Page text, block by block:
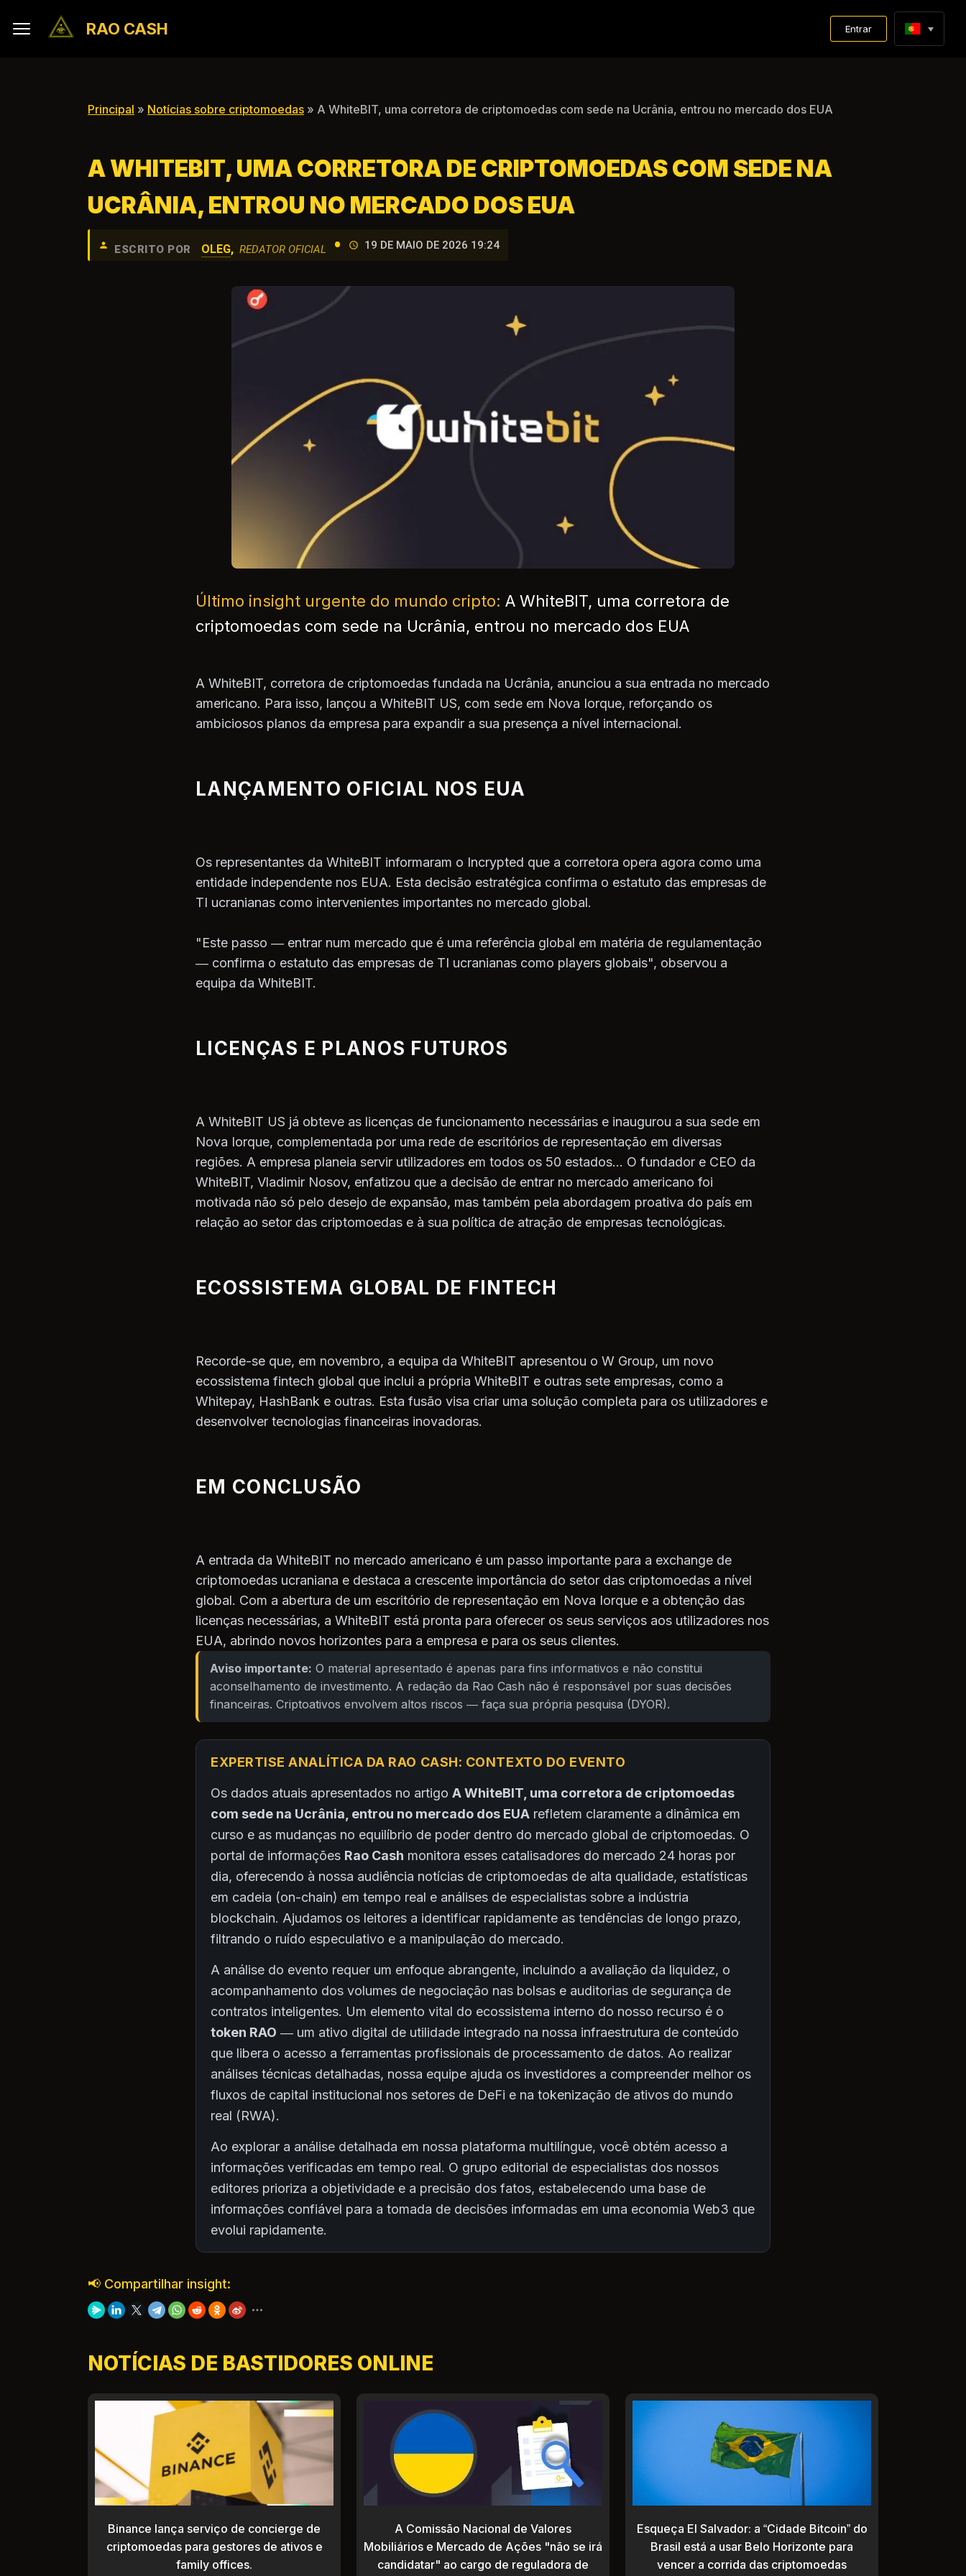
RAO CASH Entrar
Principal » Notícias sobre criptomoedas » A WhiteBIT, uma corretora de criptomoedas com sede na Ucrânia, entrou no mercado dos EUA
A WHITEBIT, UMA CORRETORA DE CRIPTOMOEDAS COM SEDE NA
UCRÂNIA, ENTROU NO MERCADO DOS EUA
ESCRITO POR OLEG, REDATOR OFICIAL • 19 DE MAIO DE 2026 19:24
Último insight urgente do mundo cripto: A WhiteBIT, uma corretora de
criptomoedas com sede na Ucrânia, entrou no mercado dos EUA
A WhiteBIT, corretora de criptomoedas fundada na Ucrânia, anunciou a sua entrada no mercado
americano. Para isso, lançou a WhiteBIT US, com sede em Nova Iorque, reforçando os
ambiciosos planos da empresa para expandir a sua presença a nível internacional.
LANÇAMENTO OFICIAL NOS EUA
Os representantes da WhiteBIT informaram o Incrypted que a corretora opera agora como uma
entidade independente nos EUA. Esta decisão estratégica confirma o estatuto das empresas de
TI ucranianas como intervenientes importantes no mercado global.
"Este passo — entrar num mercado que é uma referência global em matéria de regulamentação
— confirma o estatuto das empresas de TI ucranianas como players globais", observou a
equipa da WhiteBIT.
LICENÇAS E PLANOS FUTUROS
A WhiteBIT US já obteve as licenças de funcionamento necessárias e inaugurou a sua sede em
Nova Iorque, complementada por uma rede de escritórios de representação em diversas
regiões. A empresa planeia servir utilizadores em todos os 50 estados... O fundador e CEO da
WhiteBIT, Vladimir Nosov, enfatizou que a decisão de entrar no mercado americano foi
motivada não só pelo desejo de expansão, mas também pela abordagem proativa do país em
relação ao setor das criptomoedas e à sua política de atração de empresas tecnológicas.
ECOSSISTEMA GLOBAL DE FINTECH
Recorde-se que, em novembro, a equipa da WhiteBIT apresentou o W Group, um novo
ecossistema fintech global que inclui a própria WhiteBIT e outras sete empresas, como a
Whitepay, HashBank e outras. Esta fusão visa criar uma solução completa para os utilizadores e
desenvolver tecnologias financeiras inovadoras.
EM CONCLUSÃO
A entrada da WhiteBIT no mercado americano é um passo importante para a exchange de
criptomoedas ucraniana e destaca a crescente importância do setor das criptomoedas a nível
global. Com a abertura de um escritório de representação em Nova Iorque e a obtenção das
licenças necessárias, a WhiteBIT está pronta para oferecer os seus serviços aos utilizadores nos
EUA, abrindo novos horizontes para a empresa e para os seus clientes.
Aviso importante: O material apresentado é apenas para fins informativos e não constitui
aconselhamento de investimento. A redação da Rao Cash não é responsável por suas decisões
financeiras. Criptoativos envolvem altos riscos — faça sua própria pesquisa (DYOR).
EXPERTISE ANALÍTICA DA RAO CASH: CONTEXTO DO EVENTO
Os dados atuais apresentados no artigo A WhiteBIT, uma corretora de criptomoedas
com sede na Ucrânia, entrou no mercado dos EUA refletem claramente a dinâmica em
curso e as mudanças no equilíbrio de poder dentro do mercado global de criptomoedas. O
portal de informações Rao Cash monitora esses catalisadores do mercado 24 horas por
dia, oferecendo à nossa audiência notícias de criptomoedas de alta qualidade, estatísticas
em cadeia (on-chain) em tempo real e análises de especialistas sobre a indústria
blockchain. Ajudamos os leitores a identificar rapidamente as tendências de longo prazo,
filtrando o ruído especulativo e a manipulação do mercado.
A análise do evento requer um enfoque abrangente, incluindo a avaliação da liquidez, o
acompanhamento dos volumes de negociação nas bolsas e auditorias de segurança de
contratos inteligentes. Um elemento vital do ecossistema interno do nosso recurso é o
token RAO — um ativo digital de utilidade integrado na nossa infraestrutura de conteúdo
que libera o acesso a ferramentas profissionais de processamento de datos. Ao realizar
análises técnicas detalhadas, nossa equipe ajuda os investidores a compreender melhor os
fluxos de capital institucional nos setores de DeFi e na tokenização de ativos do mundo
real (RWA).
Ao explorar a análise detalhada em nossa plataforma multilíngue, você obtém acesso a
informações verificadas em tempo real. O grupo editorial de especialistas dos nossos
editores prioriza a objetividade e a precisão dos fatos, estabelecendo uma base de
informações confiável para a tomada de decisões informadas em uma economia Web3 que
evolui rapidamente.
📢 Compartilhar insight:
NOTÍCIAS DE BASTIDORES ONLINE
Binance lança serviço de concierge de
criptomoedas para gestores de ativos e
family offices.
A Comissão Nacional de Valores
Mobiliários e Mercado de Ações "não se irá
candidatar" ao cargo de reguladora de
Esqueça El Salvador: a “Cidade Bitcoin” do
Brasil está a usar Belo Horizonte para
vencer a corrida das criptomoedas